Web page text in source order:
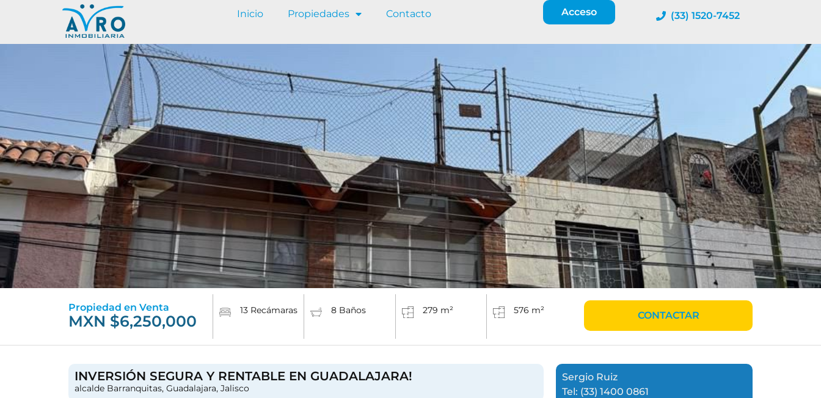
Inicio Propiedades Contacto Acceso (33) 1520-7452
Propiedad en Venta
MXN $6,250,000
13 Recámaras 8 Baños 279 m² 576 m² CONTACTAR
INVERSIÓN SEGURA Y RENTABLE EN GUADALAJARA!
alcalde Barranquitas, Guadalajara, Jalisco
Sergio Ruiz
Tel: (33) 1400 0861